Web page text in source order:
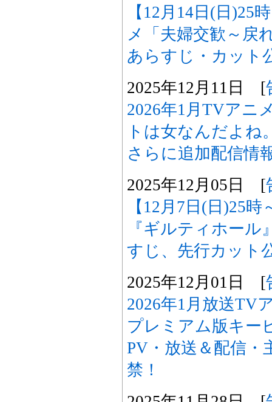
【12月14日(日)25
メ「夫婦交歓～戻
あらすじ・カット
2025年12月11日 [
2026年1月TVアニ
トは女なんだよね
さらに追加配信情
2025年12月05日 [
【12月7日(日)25
『ギルティホール
すじ、先行カット
2025年12月01日 [
2026年1月放送TV
プレミアム版キー
PV・放送＆配信・
禁！